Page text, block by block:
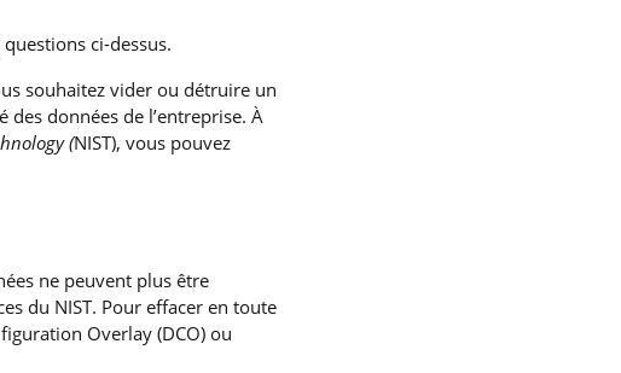
ci-dessus.
souhaitez vider ou détruire un
données de l’entreprise. À
(NIST), vous pouvez
ne peuvent plus être
du NIST. Pour effacer en toute
Overlay (DCO) ou